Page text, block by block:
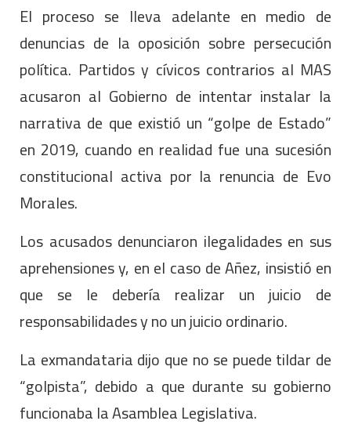
El proceso se lleva adelante en medio de
denuncias de la oposición sobre persecución
política. Partidos y cívicos contrarios al MAS
acusaron al Gobierno de intentar instalar la
narrativa de que existió un “golpe de Estado”
en 2019, cuando en realidad fue una sucesión
constitucional activa por la renuncia de Evo
Morales.
Los acusados denunciaron ilegalidades en sus
aprehensiones y, en el caso de Añez, insistió en
que se le debería realizar un juicio de
responsabilidades y no un juicio ordinario.
La exmandataria dijo que no se puede tildar de
“golpista”, debido a que durante su gobierno
funcionaba la Asamblea Legislativa.